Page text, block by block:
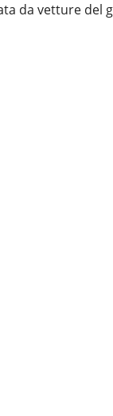
da vetture del